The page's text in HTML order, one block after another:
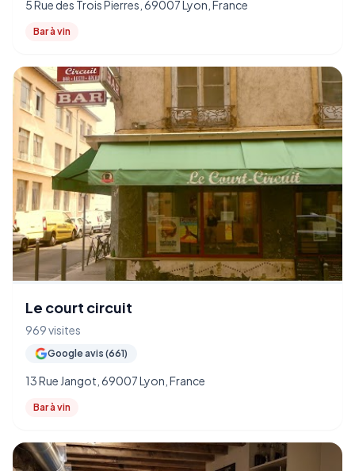
5 Rue des Trois Pierres, 69007 Lyon, France
Bar à vin
Le court circuit
969 visites
Google avis (661)
13 Rue Jangot, 69007 Lyon, France
Bar à vin